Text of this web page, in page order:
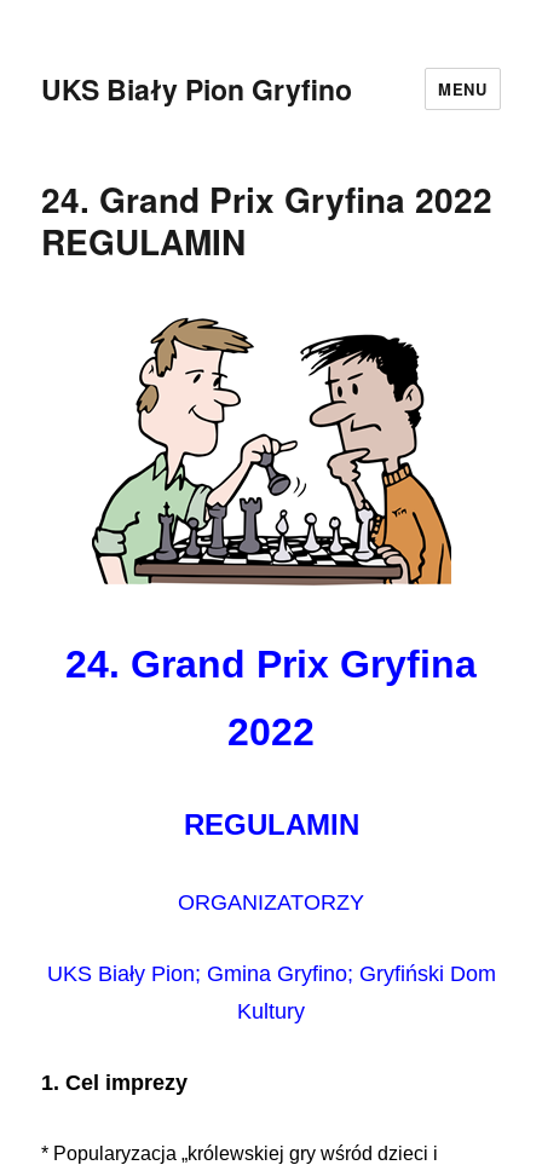
UKS Biały Pion Gryfino MENU
24. Grand Prix Gryfina 2022
REGULAMIN
24. Grand Prix Gryfina
2022
REGULAMIN
ORGANIZATORZY
UKS Biały Pion; Gmina Gryfino; Gryfiński Dom
Kultury
1. Cel imprezy
* Popularyzacja „królewskiej gry wśród dzieci i